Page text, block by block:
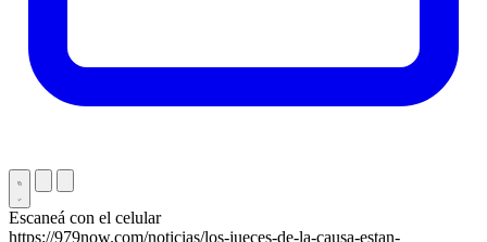
Escaneá con el celular
https://979now.com/noticias/los-jueces-de-la-causa-estan-